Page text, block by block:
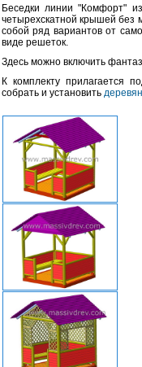
Беседки линии "Комфорт"
четырехскатной крышей без
собой ряд вариантов от
виде решеток.
Здесь можно включить
К комплекту прилагается
собрать и установить